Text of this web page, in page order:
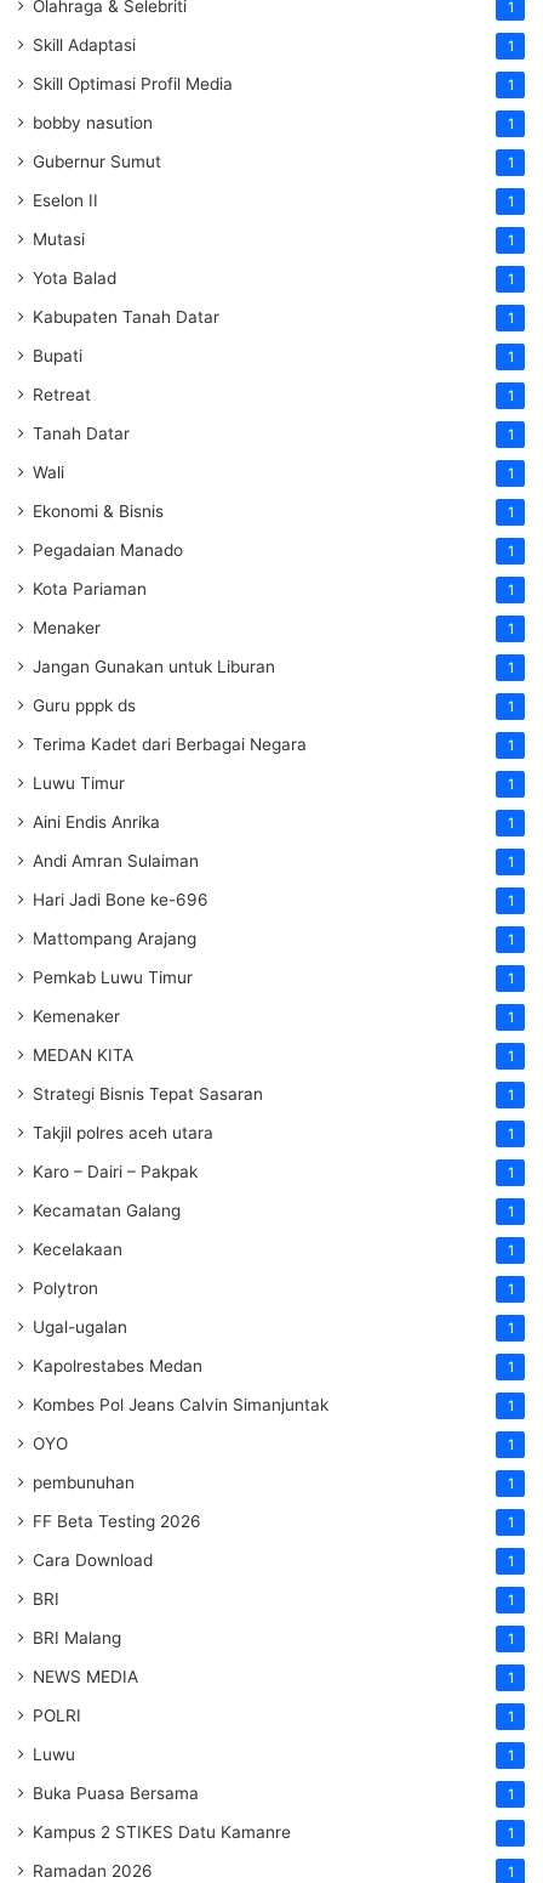
Olahraga & Selebriti 1
Skill Adaptasi 1
Skill Optimasi Profil Media 1
bobby nasution 1
Gubernur Sumut 1
Eselon II 1
Mutasi 1
Yota Balad 1
Kabupaten Tanah Datar 1
Bupati 1
Retreat 1
Tanah Datar 1
Wali 1
Ekonomi & Bisnis 1
Pegadaian Manado 1
Kota Pariaman 1
Menaker 1
Jangan Gunakan untuk Liburan 1
Guru pppk ds 1
Terima Kadet dari Berbagai Negara 1
Luwu Timur 1
Aini Endis Anrika 1
Andi Amran Sulaiman 1
Hari Jadi Bone ke-696 1
Mattompang Arajang 1
Pemkab Luwu Timur 1
Kemenaker 1
MEDAN KITA 1
Strategi Bisnis Tepat Sasaran 1
Takjil polres aceh utara 1
Karo – Dairi – Pakpak 1
Kecamatan Galang 1
Kecelakaan 1
Polytron 1
Ugal-ugalan 1
Kapolrestabes Medan 1
Kombes Pol Jeans Calvin Simanjuntak 1
OYO 1
pembunuhan 1
FF Beta Testing 2026 1
Cara Download 1
BRI 1
BRI Malang 1
NEWS MEDIA 1
POLRI 1
Luwu 1
Buka Puasa Bersama 1
Kampus 2 STIKES Datu Kamanre 1
Ramadan 2026 1